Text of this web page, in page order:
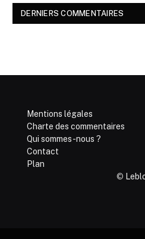
DERNIERS COMMENTAIRES
Mentions légales
Charte des commentaires
Qui sommes-nous ?
Contact
Plan
©